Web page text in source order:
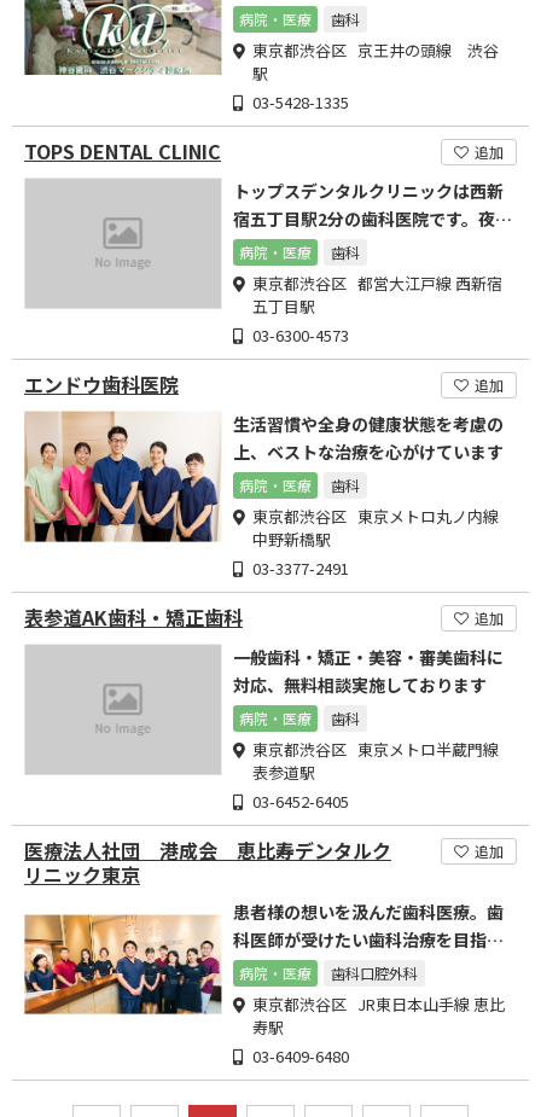
病院・医療 歯科
東京都渋谷区 京王井の頭線 渋谷
駅
03-5428-1335
TOPS DENTAL CLINIC 追加
トップスデンタルクリニックは西新
宿五丁目駅2分の歯科医院です。夜20
時まで夜間診療。
病院・医療 歯科
東京都渋谷区 都営大江戸線 西新宿
五丁目駅
03-6300-4573
エンドウ歯科医院 追加
生活習慣や全身の健康状態を考慮の
上、ベストな治療を心がけています
病院・医療 歯科
東京都渋谷区 東京メトロ丸ノ内線
中野新橋駅
03-3377-2491
表参道AK歯科・矯正歯科 追加
一般歯科・矯正・美容・審美歯科に
対応、無料相談実施しております
病院・医療 歯科
東京都渋谷区 東京メトロ半蔵門線
表参道駅
03-6452-6405
医療法人社団 港成会 恵比寿デンタルク
リニック東京
追加
患者様の想いを汲んだ歯科医療。歯
科医師が受けたい歯科治療を目指し
ます
病院・医療 歯科口腔外科
東京都渋谷区 JR東日本山手線 恵比
寿駅
03-6409-6480